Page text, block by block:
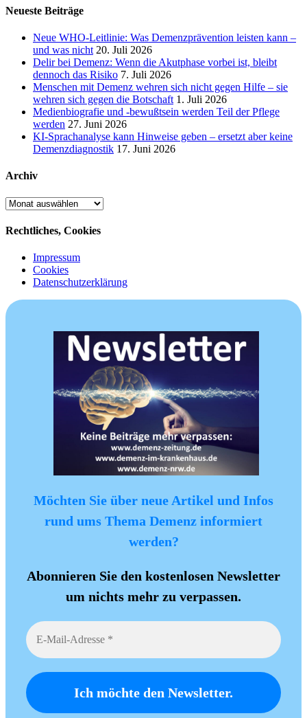
Neueste Beiträge
Neue WHO-Leitlinie: Was Demenzprävention leisten kann –
und was nicht 20. Juli 2026
Delir bei Demenz: Wenn die Akutphase vorbei ist, bleibt
dennoch das Risiko 7. Juli 2026
Menschen mit Demenz wehren sich nicht gegen Hilfe – sie
wehren sich gegen die Botschaft 1. Juli 2026
Medienbiografie und -bewußtsein werden Teil der Pflege
werden 27. Juni 2026
KI-Sprachanalyse kann Hinweise geben – ersetzt aber keine
Demenzdiagnostik 17. Juni 2026
Archiv
Archiv
Rechtliches, Cookies
Impressum
Cookies
Datenschutzerklärung
Möchten Sie über neue Artikel und Infos
rund ums Thema Demenz informiert
werden?
Abonnieren Sie den kostenlosen Newsletter
um nichts mehr zu verpassen.